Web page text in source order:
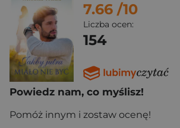
7.66 /10
Liczba ocen:
154
Powiedz nam, co myślisz!
Pomóż innym i zostaw ocenę!